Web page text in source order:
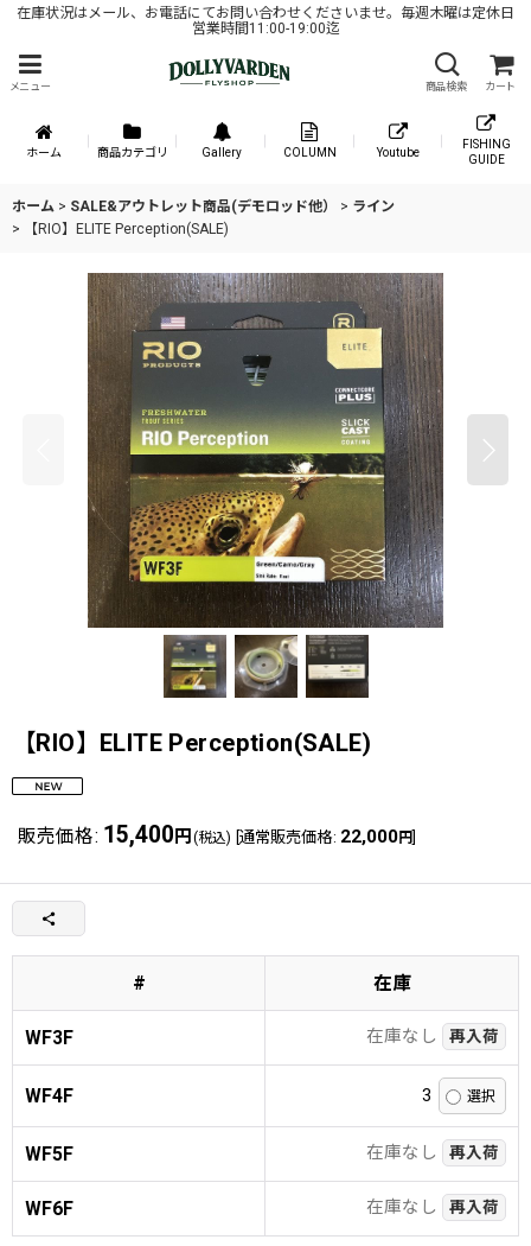
在庫状況はメール、お電話にてお問い合わせくださいませ。毎週木曜は定休日
営業時間11:00-19:00迄
メニュー 商品検索 カート
ホーム 商品カテゴリ Gallery COLUMN Youtube
FISHING
GUIDE
ホーム > SALE&アウトレット商品(デモロッド他） > ライン
>
【RIO】ELITE Perception(SALE)
【RIO】ELITE Perception(SALE)
販売価格: 15,400 円 (税込) 通常販売価格: 22,000円
# 在庫
WF3F 在庫なし 再入荷
WF4F 3
WF5F 在庫なし 再入荷
WF6F 在庫なし 再入荷